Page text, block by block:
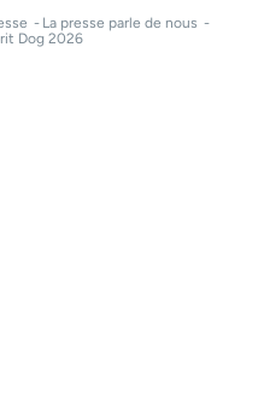
La presse parle de nous
Dog 2026